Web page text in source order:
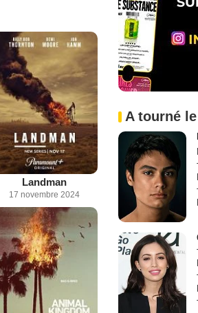
Landman
17 novembre 2024
A tourné